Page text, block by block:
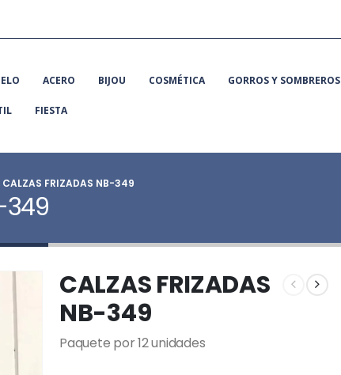
ACERO BIJOU COSMÉTICA GORROS Y SOMBREROS
FIESTA
CALZAS FRIZADAS NB-349
349
CALZAS FRIZADAS
NB-349
Paquete por 12 unidades